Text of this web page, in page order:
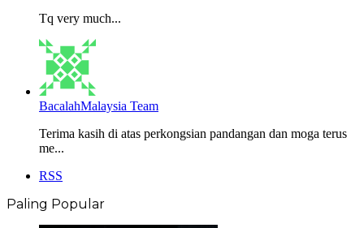
Tq very much...
BacalahMalaysia Team
Terima kasih di atas perkongsian pandangan dan moga terus
me...
RSS
Paling Popular